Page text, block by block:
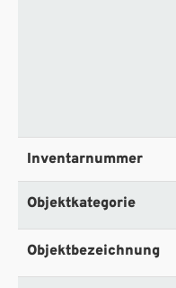
Inventarnummer
Objektkategorie
Objektbezeichnung